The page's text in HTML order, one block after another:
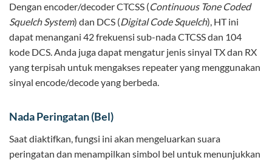
Dengan encoder/decoder CTCSS (Continuous Tone Coded
Squelch System) dan DCS (Digital Code Squelch), HT ini
dapat menangani 42 frekuensi sub-nada CTCSS dan 104
kode DCS. Anda juga dapat mengatur jenis sinyal TX dan RX
yang terpisah untuk mengakses repeater yang menggunakan
sinyal encode/decode yang berbeda.
Nada Peringatan (Bel)
Saat diaktifkan, fungsi ini akan mengeluarkan suara
peringatan dan menampilkan simbol bel untuk menunjukkan